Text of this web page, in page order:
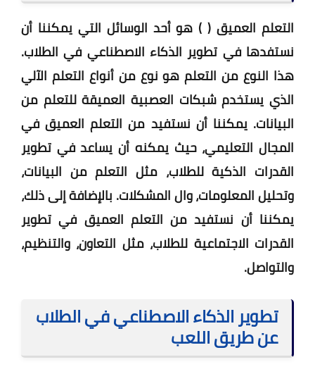
التعلم العميق ( ) هو أحد الوسائل التي يمكننا أن
نستفدها في تطوير الذكاء الاصطناعي في الطلاب.
هذا النوع من التعلم هو نوع من أنواع التعلم الآلي
الذي يستخدم شبكات العصبية العميقة للتعلم من
البيانات. يمكننا أن نستفيد من التعلم العميق في
المجال التعليمي، حيث يمكنه أن يساعد في تطوير
القدرات الذكية للطلاب، مثل التعلم من البيانات،
وتحليل المعلومات، وال المشكلات. بالإضافة إلى ذلك،
يمكننا أن نستفيد من التعلم العميق في تطوير
القدرات الاجتماعية للطلاب، مثل التعاون، والتنظيم،
والتواصل.
تطوير الذكاء الاصطناعي في الطلاب
عن طريق اللعب